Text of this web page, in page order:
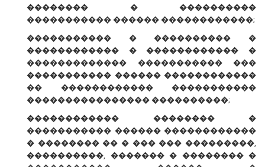
�������� � ����������
����������� ������ ������������;
����������� � ���������� �
������������ � ������������ �
������������� ����������� ���
����������� ������ ������������
�� ������������ �����������
���������������� ����������;
������������ �������� �
����������� ������ ������������
� �������� �� � ��� ��� ���������,
����������, ������� � �������� �